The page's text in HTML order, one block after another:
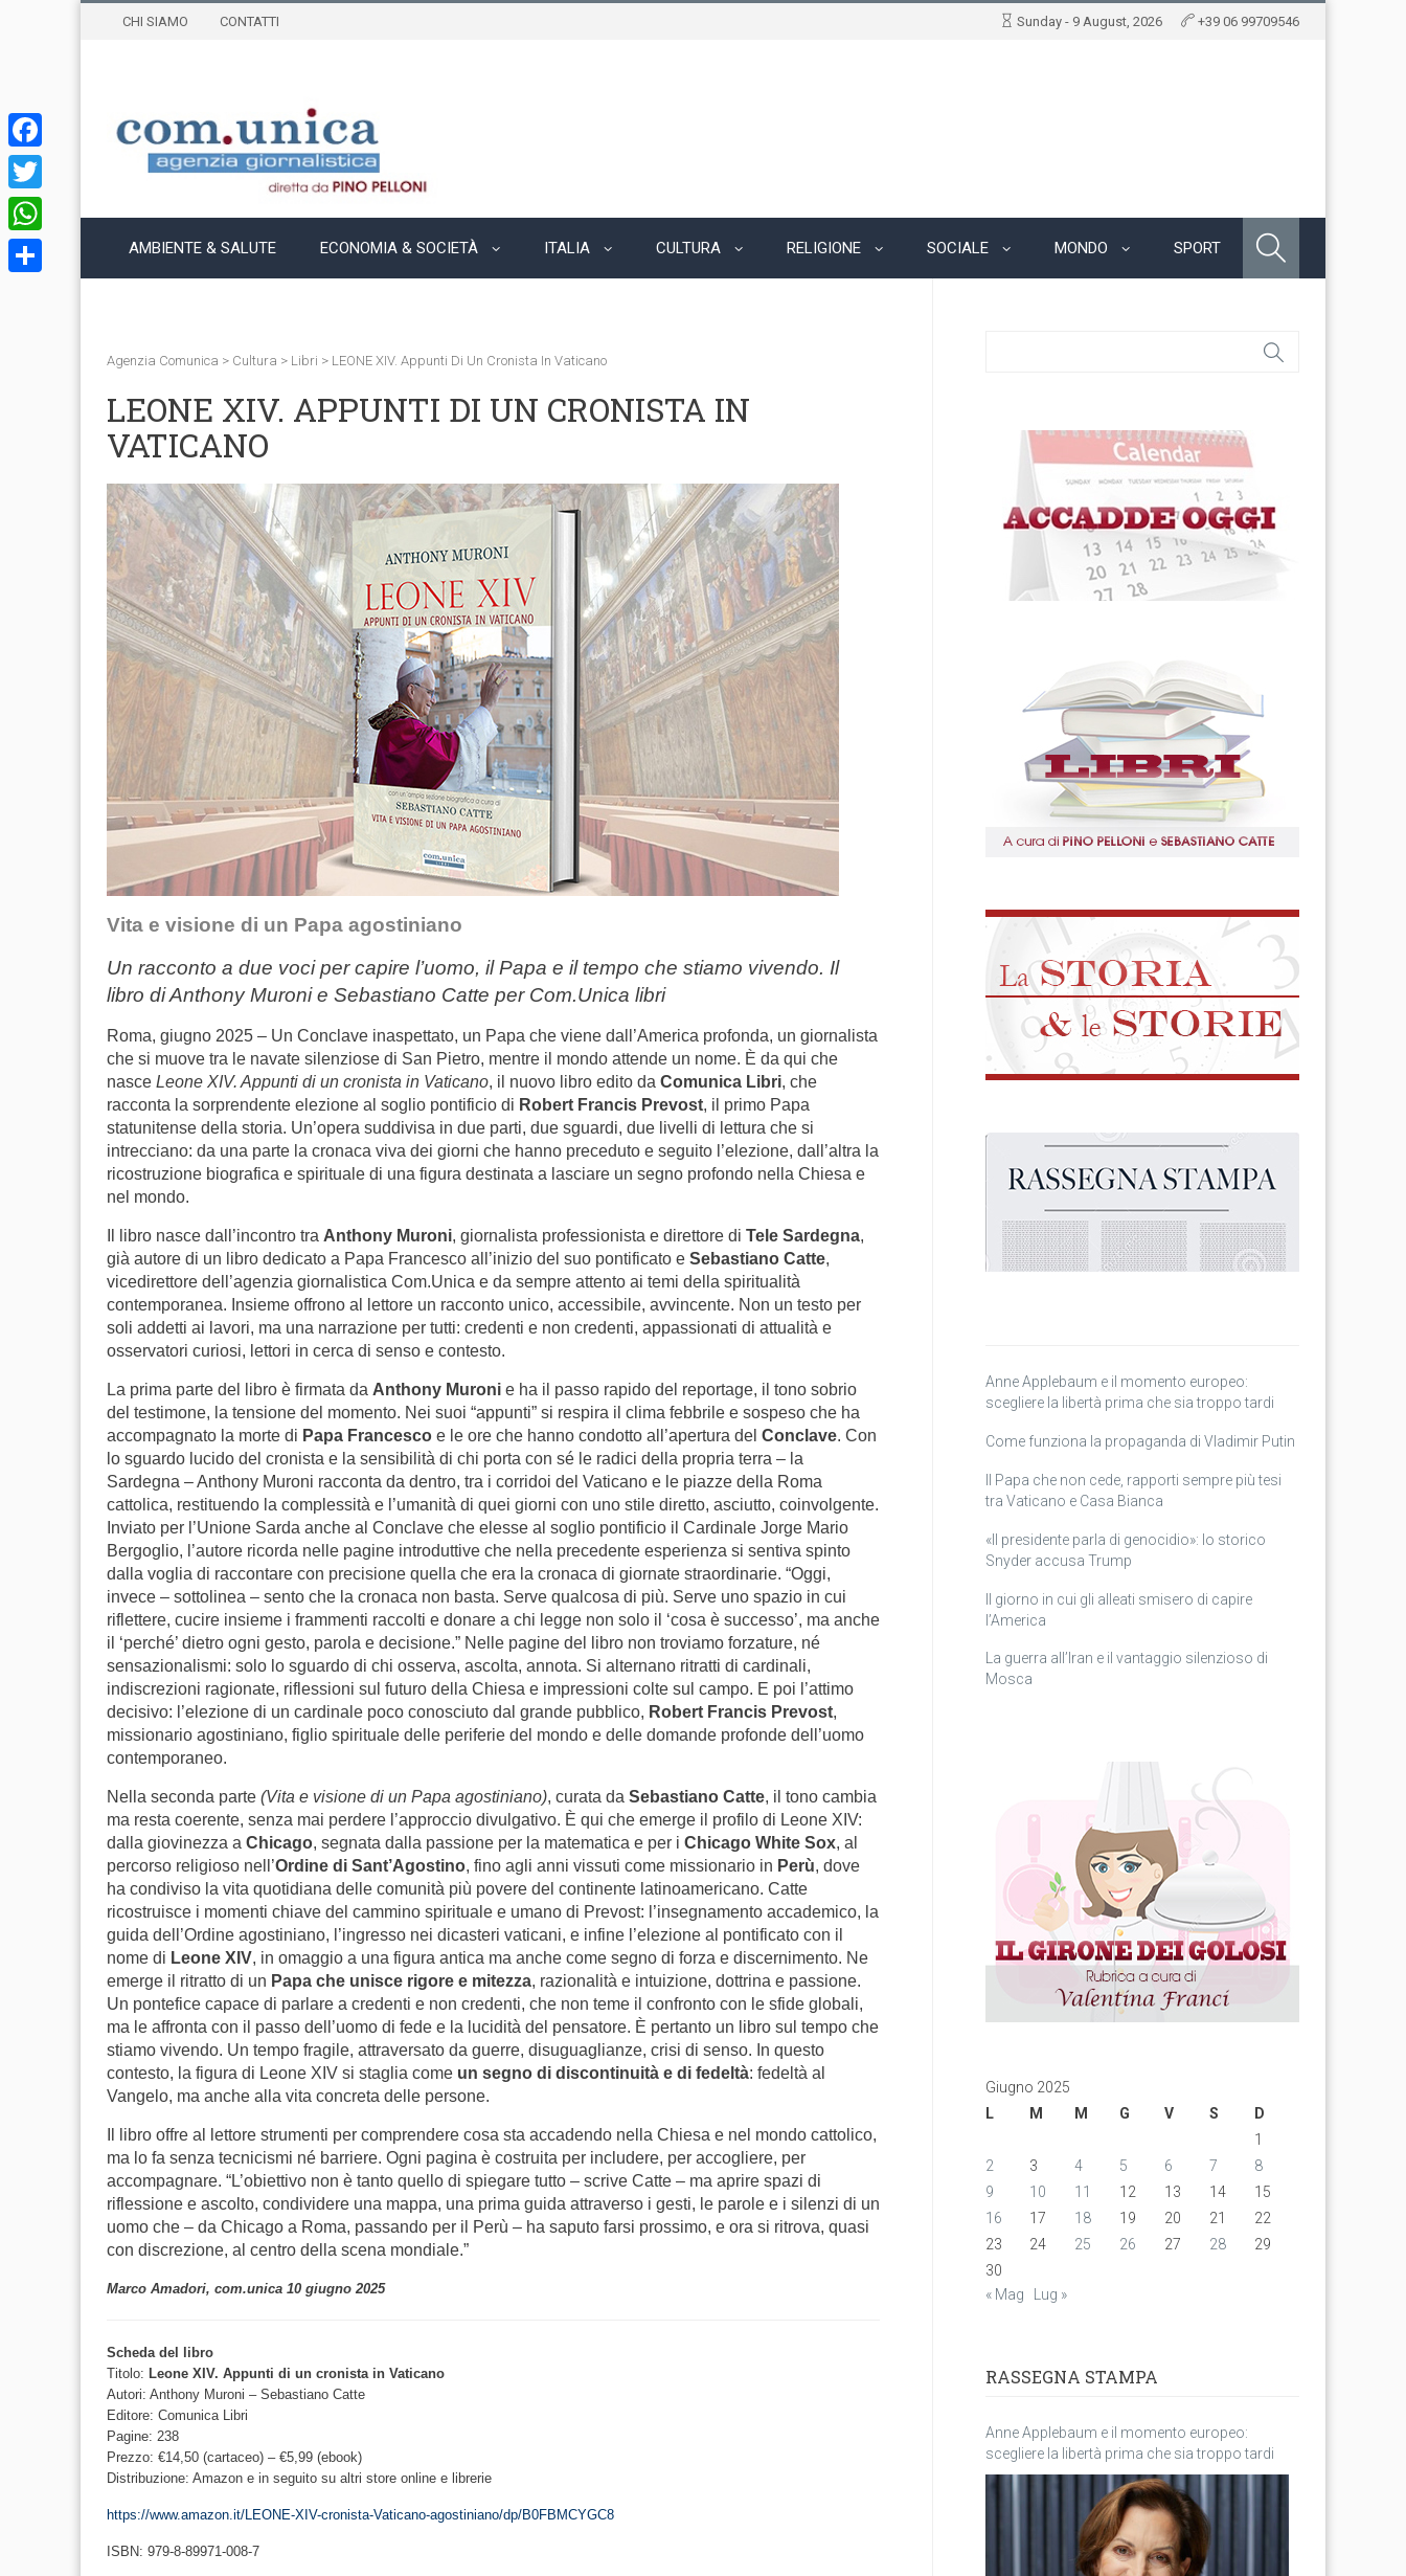
CHI SIAMO CONTATTI Sunday - 9 August, 2026 +39 06 99709546
AMBIENTE & SALUTE ECONOMIA & SOCIETÀ ITALIA CULTURA RELIGIONE SOCIALE MONDO SPORT
Agenzia Comunica > Cultura > Libri > LEONE XIV. Appunti Di Un Cronista In Vaticano
LEONE XIV. APPUNTI DI UN CRONISTA IN
VATICANO
Vita e visione di un Papa agostiniano
Un racconto a due voci per capire l’uomo, il Papa e il tempo che stiamo vivendo. Il
libro di Anthony Muroni e Sebastiano Catte per Com.Unica libri
Roma, giugno 2025 – Un Conclave inaspettato, un Papa che viene dall’America profonda, un giornalista
che si muove tra le navate silenziose di San Pietro, mentre il mondo attende un nome. È da qui che
nasce Leone XIV. Appunti di un cronista in Vaticano, il nuovo libro edito da Comunica Libri, che
racconta la sorprendente elezione al soglio pontificio di Robert Francis Prevost, il primo Papa
statunitense della storia. Un’opera suddivisa in due parti, due sguardi, due livelli di lettura che si
intrecciano: da una parte la cronaca viva dei giorni che hanno preceduto e seguito l’elezione, dall’altra la
ricostruzione biografica e spirituale di una figura destinata a lasciare un segno profondo nella Chiesa e
nel mondo.
Il libro nasce dall’incontro tra Anthony Muroni, giornalista professionista e direttore di Tele Sardegna,
già autore di un libro dedicato a Papa Francesco all’inizio del suo pontificato e Sebastiano Catte,
vicedirettore dell’agenzia giornalistica Com.Unica e da sempre attento ai temi della spiritualità
contemporanea. Insieme offrono al lettore un racconto unico, accessibile, avvincente. Non un testo per
soli addetti ai lavori, ma una narrazione per tutti: credenti e non credenti, appassionati di attualità e
osservatori curiosi, lettori in cerca di senso e contesto.
La prima parte del libro è firmata da Anthony Muroni e ha il passo rapido del reportage, il tono sobrio
del testimone, la tensione del momento. Nei suoi “appunti” si respira il clima febbrile e sospeso che ha
accompagnato la morte di Papa Francesco e le ore che hanno condotto all’apertura del Conclave. Con
lo sguardo lucido del cronista e la sensibilità di chi porta con sé le radici della propria terra – la
Sardegna – Anthony Muroni racconta da dentro, tra i corridoi del Vaticano e le piazze della Roma
cattolica, restituendo la complessità e l’umanità di quei giorni con uno stile diretto, asciutto, coinvolgente.
Inviato per l’Unione Sarda anche al Conclave che elesse al soglio pontificio il Cardinale Jorge Mario
Bergoglio, l’autore ricorda nelle pagine introduttive che nella precedente esperienza si sentiva spinto
dalla voglia di raccontare con precisione quella che era la cronaca di giornate straordinarie. “Oggi,
invece – sottolinea – sento che la cronaca non basta. Serve qualcosa di più. Serve uno spazio in cui
riflettere, cucire insieme i frammenti raccolti e donare a chi legge non solo il ‘cosa è successo’, ma anche
il ‘perché’ dietro ogni gesto, parola e decisione.” Nelle pagine del libro non troviamo forzature, né
sensazionalismi: solo lo sguardo di chi osserva, ascolta, annota. Si alternano ritratti di cardinali,
indiscrezioni ragionate, riflessioni sul futuro della Chiesa e impressioni colte sul campo. E poi l’attimo
decisivo: l’elezione di un cardinale poco conosciuto dal grande pubblico, Robert Francis Prevost,
missionario agostiniano, figlio spirituale delle periferie del mondo e delle domande profonde dell’uomo
contemporaneo.
Nella seconda parte (Vita e visione di un Papa agostiniano), curata da Sebastiano Catte, il tono cambia
ma resta coerente, senza mai perdere l’approccio divulgativo. È qui che emerge il profilo di Leone XIV:
dalla giovinezza a Chicago, segnata dalla passione per la matematica e per i Chicago White Sox, al
percorso religioso nell’Ordine di Sant’Agostino, fino agli anni vissuti come missionario in Perù, dove
ha condiviso la vita quotidiana delle comunità più povere del continente latinoamericano. Catte
ricostruisce i momenti chiave del cammino spirituale e umano di Prevost: l’insegnamento accademico, la
guida dell’Ordine agostiniano, l’ingresso nei dicasteri vaticani, e infine l’elezione al pontificato con il
nome di Leone XIV, in omaggio a una figura antica ma anche come segno di forza e discernimento. Ne
emerge il ritratto di un Papa che unisce rigore e mitezza, razionalità e intuizione, dottrina e passione.
Un pontefice capace di parlare a credenti e non credenti, che non teme il confronto con le sfide globali,
ma le affronta con il passo dell’uomo di fede e la lucidità del pensatore. È pertanto un libro sul tempo che
stiamo vivendo. Un tempo fragile, attraversato da guerre, disuguaglianze, crisi di senso. In questo
contesto, la figura di Leone XIV si staglia come un segno di discontinuità e di fedeltà: fedeltà al
Vangelo, ma anche alla vita concreta delle persone.
Il libro offre al lettore strumenti per comprendere cosa sta accadendo nella Chiesa e nel mondo cattolico,
ma lo fa senza tecnicismi né barriere. Ogni pagina è costruita per includere, per accogliere, per
accompagnare. “L’obiettivo non è tanto quello di spiegare tutto – scrive Catte – ma aprire spazi di
riflessione e ascolto, condividere una mappa, una prima guida attraverso i gesti, le parole e i silenzi di un
uomo che – da Chicago a Roma, passando per il Perù – ha saputo farsi prossimo, e ora si ritrova, quasi
con discrezione, al centro della scena mondiale.”
Marco Amadori, com.unica 10 giugno 2025
Scheda del libro
Titolo: Leone XIV. Appunti di un cronista in Vaticano
Autori: Anthony Muroni – Sebastiano Catte
Editore: Comunica Libri
Pagine: 238
Prezzo: €14,50 (cartaceo) – €5,99 (ebook)
Distribuzione: Amazon e in seguito su altri store online e librerie
https://www.amazon.it/LEONE-XIV-cronista-Vaticano-agostiniano/dp/B0FBMCYGC8
ISBN: 979-8-89971-008-7
Anne Applebaum e il momento europeo:
scegliere la libertà prima che sia troppo tardi
Come funziona la propaganda di Vladimir Putin
Il Papa che non cede, rapporti sempre più tesi
tra Vaticano e Casa Bianca
«Il presidente parla di genocidio»: lo storico
Snyder accusa Trump
Il giorno in cui gli alleati smisero di capire
l’America
La guerra all’Iran e il vantaggio silenzioso di
Mosca
Giugno 2025
L
M M G V S
D
1
2
3 4 5 6 7
8
9
10 11 12 13 14
15
16
17 18 19 20 21
22
23
24 25 26 27 28
29
30
« Mag
Lug »
RASSEGNA STAMPA
Anne Applebaum e il momento europeo:
scegliere la libertà prima che sia troppo tardi
Facebook
Twitter
WhatsApp